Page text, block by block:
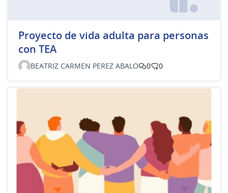
Proyecto de vida adulta para personas
con TEA
BEATRIZ CARMEN PEREZ ABALO 0 0